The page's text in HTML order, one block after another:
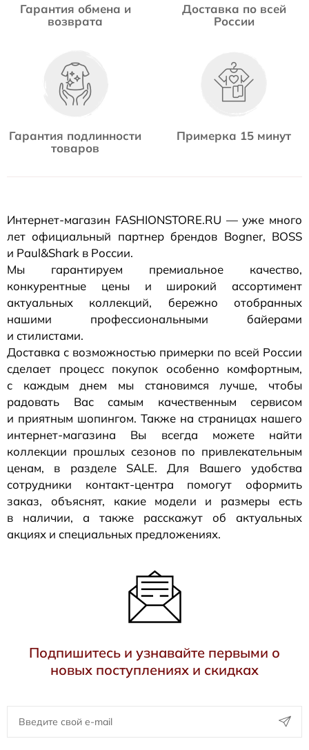
Гарантия обмена и
возврата
Доставка по всей
России
Гарантия подлинности
товаров
Примерка 15 минут
Интернет-магазин FASHIONSTORE.RU — уже много
лет официальный партнер брендов Bogner, BOSS
и Paul&Shark в России.
Мы гарантируем премиальное качество,
конкурентные цены и широкий ассортимент
актуальных коллекций, бережно отобранных
нашими профессиональными байерами
и стилистами.
Доставка с возможностью примерки по всей России
сделает процесс покупок особенно комфортным,
с каждым днем мы становимся лучше, чтобы
радовать Вас самым качественным сервисом
и приятным шопингом. Также на страницах нашего
интернет-магазина Вы всегда можете найти
коллекции прошлых сезонов по привлекательным
ценам, в разделе SALE. Для Вашего удобства
сотрудники контакт-центра помогут оформить
заказ, объяснят, какие модели и размеры есть
в наличии, а также расскажут об актуальных
акциях и специальных предложениях.
Подпишитесь и узнавайте первыми о
новых поступлениях и скидках